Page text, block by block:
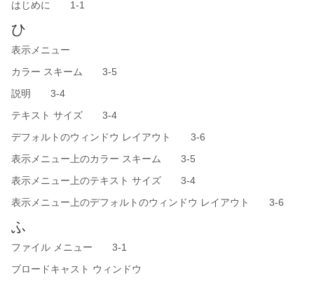
はじめに 1-1
ひ
表示メニュー
カラー スキーム 3-5
説明 3-4
テキスト サイズ 3-4
デフォルトのウィンドウ レイアウト 3-6
表示メニュー上のカラー スキーム 3-5
表示メニュー上のテキスト サイズ 3-4
表示メニュー上のデフォルトのウィンドウ レイアウト 3-6
ふ
ファイル メニュー 3-1
ブロードキャスト ウィンドウ